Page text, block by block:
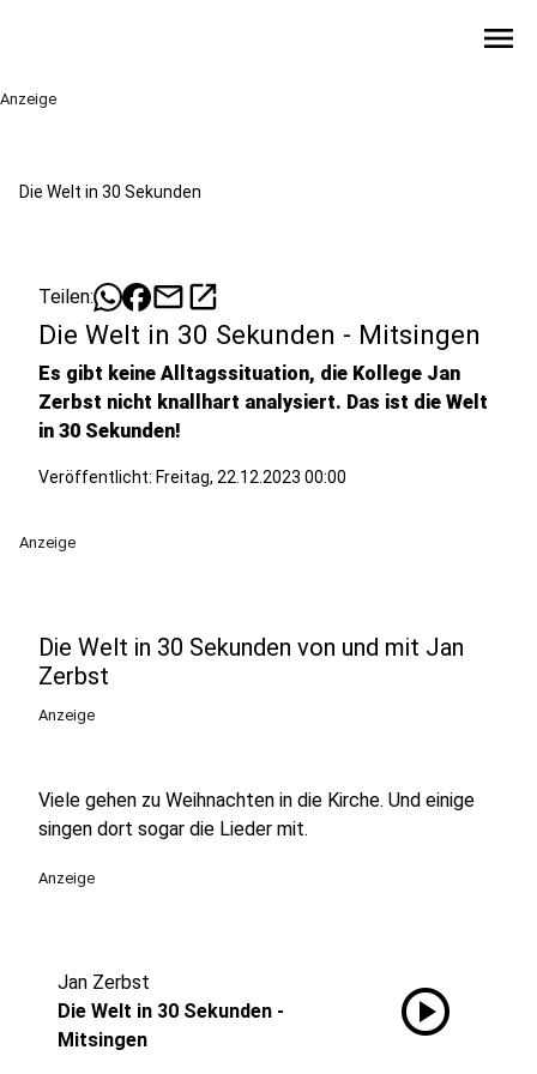
menu
Anzeige
Die Welt in 30 Sekunden
Teilen: mailopen_in_new
Die Welt in 30 Sekunden - Mitsingen
Es gibt keine Alltagssituation, die Kollege Jan
Zerbst nicht knallhart analysiert. Das ist die Welt
in 30 Sekunden!
Veröffentlicht: Freitag, 22.12.2023 00:00
Anzeige
Die Welt in 30 Sekunden von und mit Jan
Zerbst
Anzeige
Viele gehen zu Weihnachten in die Kirche. Und einige
singen dort sogar die Lieder mit.
Anzeige
Jan Zerbst
Die Welt in 30 Sekunden -
Mitsingen
play_circle